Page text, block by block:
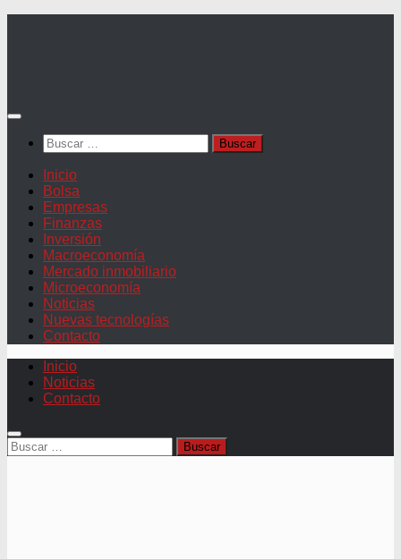
Buscar:
Inicio
Bolsa
Empresas
Finanzas
Inversión
Macroeconomía
Mercado inmobiliario
Microeconomía
Noticias
Nuevas tecnologías
Contacto
Inicio
Noticias
Contacto
Buscar: